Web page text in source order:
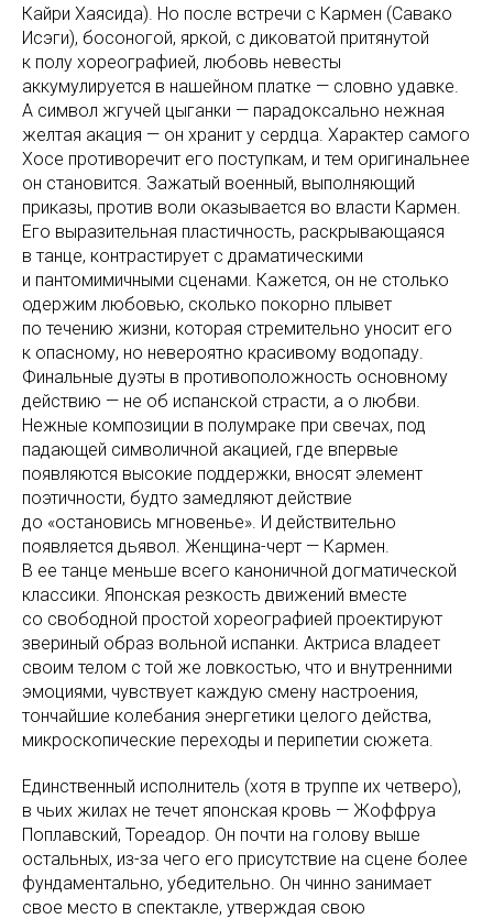
Кайри Хаясида). Но после встречи с Кармен (Савако
Исэги), босоногой, яркой, с диковатой притянутой
к полу хореографией, любовь невесты
аккумулируется в нашейном платке — словно удавке.
А символ жгучей цыганки — парадоксально нежная
желтая акация — он хранит у сердца. Характер самого
Хосе противоречит его поступкам, и тем оригинальнее
он становится. Зажатый военный, выполняющий
приказы, против воли оказывается во власти Кармен.
Его выразительная пластичность, раскрывающаяся
в танце, контрастирует с драматическими
и пантомимичными сценами. Кажется, он не столько
одержим любовью, сколько покорно плывет
по течению жизни, которая стремительно уносит его
к опасному, но невероятно красивому водопаду.
Финальные дуэты в противоположность основному
действию — не об испанской страсти, а о любви.
Нежные композиции в полумраке при свечах, под
падающей символичной акацией, где впервые
появляются высокие поддержки, вносят элемент
поэтичности, будто замедляют действие
до «остановись мгновенье». И действительно
появляется дьявол. Женщина-черт — Кармен.
В ее танце меньше всего каноничной догматической
классики. Японская резкость движений вместе
со свободной простой хореографией проектируют
звериный образ вольной испанки. Актриса владеет
своим телом с той же ловкостью, что и внутренними
эмоциями, чувствует каждую смену настроения,
тончайшие колебания энергетики целого действа,
микроскопические переходы и перипетии сюжета.
Единственный исполнитель (хотя в труппе их четверо),
в чьих жилах не течет японская кровь — Жоффруа
Поплавский, Тореадор. Он почти на голову выше
остальных, из-за чего его присутствие на сцене более
фундаментально, убедительно. Он чинно занимает
свое место в спектакле, утверждая свою